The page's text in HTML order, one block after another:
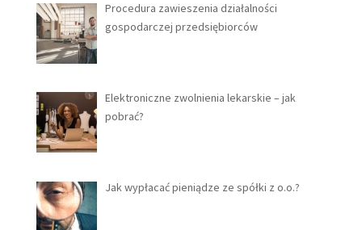
Procedura zawieszenia działalności
gospodarczej przedsiębiorców
Elektroniczne zwolnienia lekarskie – jak
pobrać?
Jak wypłacać pieniądze ze spółki z o.o.?